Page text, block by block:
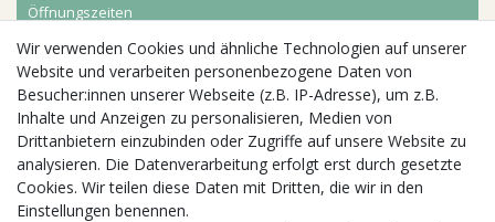
Öffnungszeiten
Aktuelles
Busgruppen
Kindergeburtstage
Kindergartenausflug
Schulklassenausflug
Zwillingsrabatt
Wir verwenden Cookies und ähnliche Technologien auf unserer
Website und verarbeiten personenbezogene Daten von
Besucher:innen unserer Webseite (z.B. IP-Adresse), um z.B.
Inhalte und Anzeigen zu personalisieren, Medien von
Drittanbietern einzubinden oder Zugriffe auf unsere Website zu
analysieren. Die Datenverarbeitung erfolgt erst durch gesetzte
Cookies. Wir teilen diese Daten mit Dritten, die wir in den
Einstellungen benennen.